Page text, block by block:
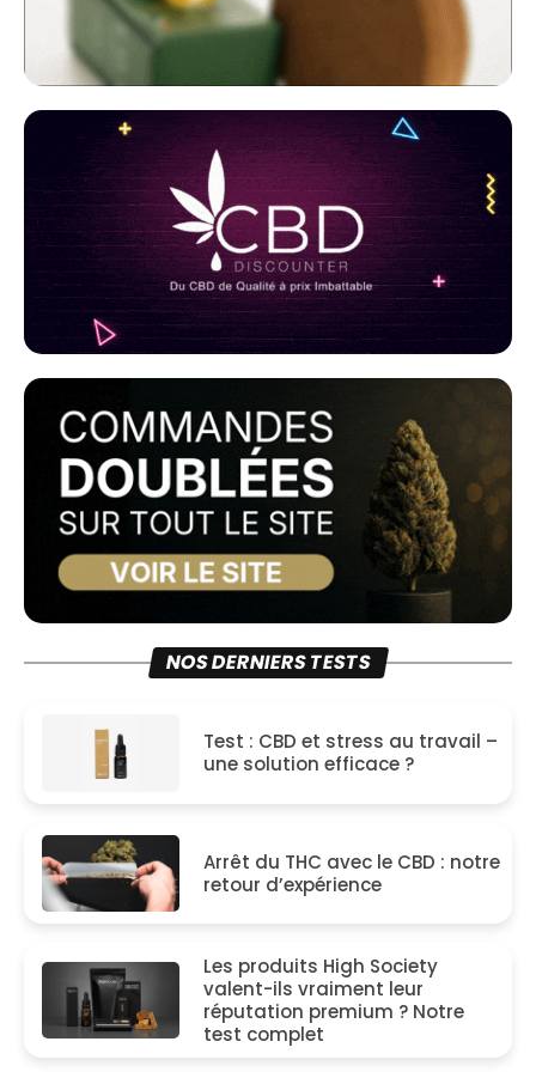
NOS DERNIERS TESTS
Test : CBD et stress au travail –
une solution efficace ?
Arrêt du THC avec le CBD : notre
retour d’expérience
Les produits High Society
valent-ils vraiment leur
réputation premium ? Notre
test complet